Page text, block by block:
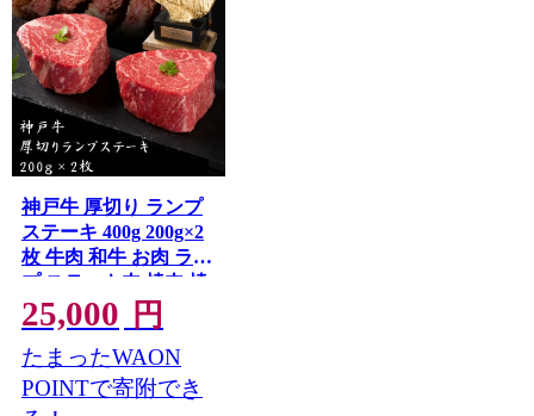
神戸牛 厚切り ランプ
ステーキ 400g 200g×2
枚 牛肉 和牛 お肉 ラン
プ ステーキ肉 焼肉 焼
き肉 黒毛和牛 但馬牛
ブランド牛 冷凍 ヒラ
イ牧場 キャンプ BBQ
バーベキュー
25,000 円
たまったWAON
POINTで寄附でき